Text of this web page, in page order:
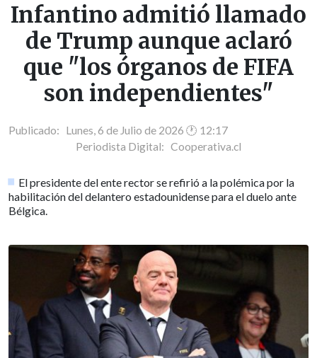
Infantino admitió llamado
de Trump aunque aclaró
que "los órganos de FIFA
son independientes"
Publicado: Lunes, 6 de Julio de 2026 🕐 12:17
Periodista Digital: Cooperativa.cl
El presidente del ente rector se refirió a la polémica por la
habilitación del delantero estadounidense para el duelo ante
Bélgica.